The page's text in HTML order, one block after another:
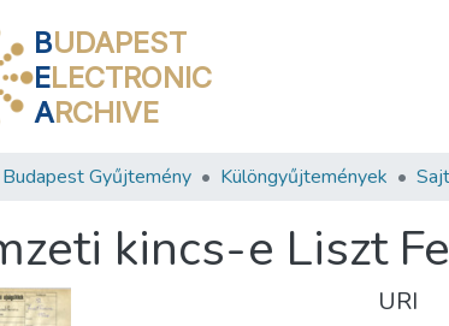
BUDAPEST
ELECTRONIC
ARCHIVE
Budapest Gyűjtemény Különgyűjtemények
kincs-e Liszt
URI